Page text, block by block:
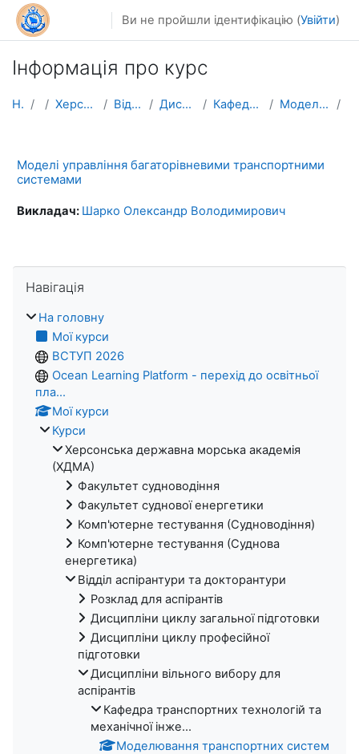
Перейти до головного вмісту
Ви не пройшли ідентифікацію (Увійти)
Інформація про курс
На головну Курси Херсонська державна морська академія (ХДМА) Відділ аспірантури та докторантури Дисципліни вільного вибору для аспірантів Кафедра транспортних технологій та механічної інже... Моделі управління багаторівневими транспортними си...
Моделі управління багаторівневими транспортними
системами
Викладач: Шарко Олександр Володимирович
Навігація
На головну
Мої курси
ВСТУП 2026
Ocean Learning Platform - перехід до освітньої
пла...
Мої курси
Курси
Херсонська державна морська академія
(ХДМА)
Факультет судноводіння
Факультет суднової енергетики
Комп'ютерне тестування (Судноводіння)
Комп'ютерне тестування (Суднова
енергетика)
Відділ аспірантури та докторантури
Розклад для аспірантів
Дисципліни циклу загальної підготовки
Дисципліни циклу професійної
підготовки
Дисципліни вільного вибору для
аспірантів
Кафедра транспортних технологій та
механічної інже...
Моделювання транспортних систем